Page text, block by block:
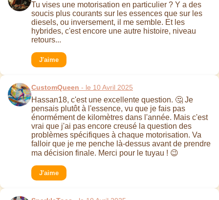
Tu vises une motorisation en particulier ? Y a des
soucis plus courants sur les essences que sur les
diesels, ou inversement, il me semble. Et les
hybrides, c'est encore une autre histoire, niveau
retours...
J'aime
CustomQueen - le 10 Avril 2025
Hassan18, c'est une excellente question. 🤔 Je
pensais plutôt à l'essence, vu que je fais pas
énormément de kilomètres dans l'année. Mais c'est
vrai que j'ai pas encore creusé la question des
problèmes spécifiques à chaque motorisation. Va
falloir que je me penche là-dessus avant de prendre
ma décision finale. Merci pour le tuyau ! 😉
J'aime